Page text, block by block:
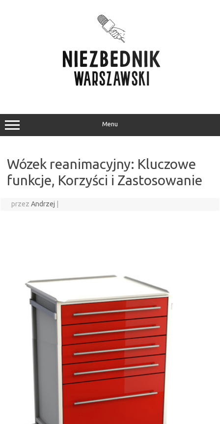
Menu
Wózek reanimacyjny: Kluczowe
funkcje, Korzyści i Zastosowanie
przez Andrzej